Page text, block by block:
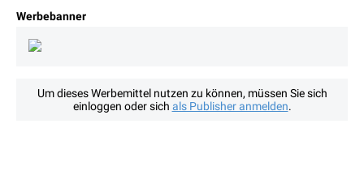
Werbebanner
Um dieses Werbemittel nutzen zu können, müssen Sie sich
einloggen oder sich als Publisher anmelden.